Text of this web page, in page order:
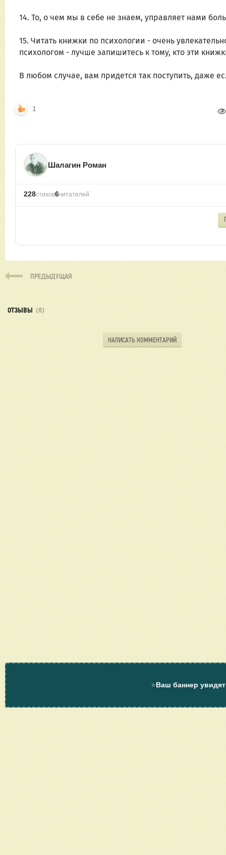
14. То, о чем мы в себе не знаем, управляет нами
15. Читать книжки по психологии - очень
психологом - лучше запишитесь к тому, кто эти
В любом случае, вам придется так поступить, даже
1
Шалагин Роман
228стихов6читателей
ПРЕДЫДУЩАЯ
ОТЗЫВЫ (0)
НАПИСАТЬ КОММЕНТАРИЙ
⭐Ваш баннер